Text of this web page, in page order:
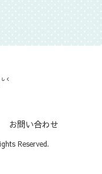
お問い合わせ
Reserved.